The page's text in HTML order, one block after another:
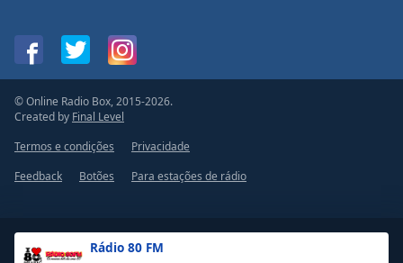
Rádio 80 FM
© Online Radio Box, 2015-2026.
Created by Final Level
Termos e condições
Privacidade
Feedback
Botões Para estações de rádio